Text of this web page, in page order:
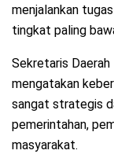
menjalankan
tingkat paling
Sekretaris Daerah
mengatakan
sangat strategis
pemerintahan,
masyarakat.